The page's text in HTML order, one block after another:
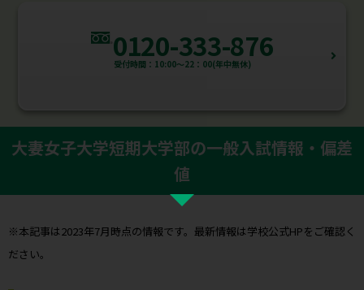
0120-333-876
受付時間：10:00～22：00(年中無休)
大妻女子大学短期大学部の一般入試情報・偏差
値
※本記事は2023年7月時点の情報です。最新情報は学校公式HPをご確認く
ださい。